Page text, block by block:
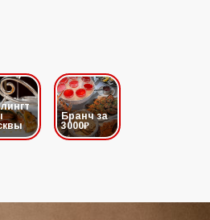
Бранч за
3000₽